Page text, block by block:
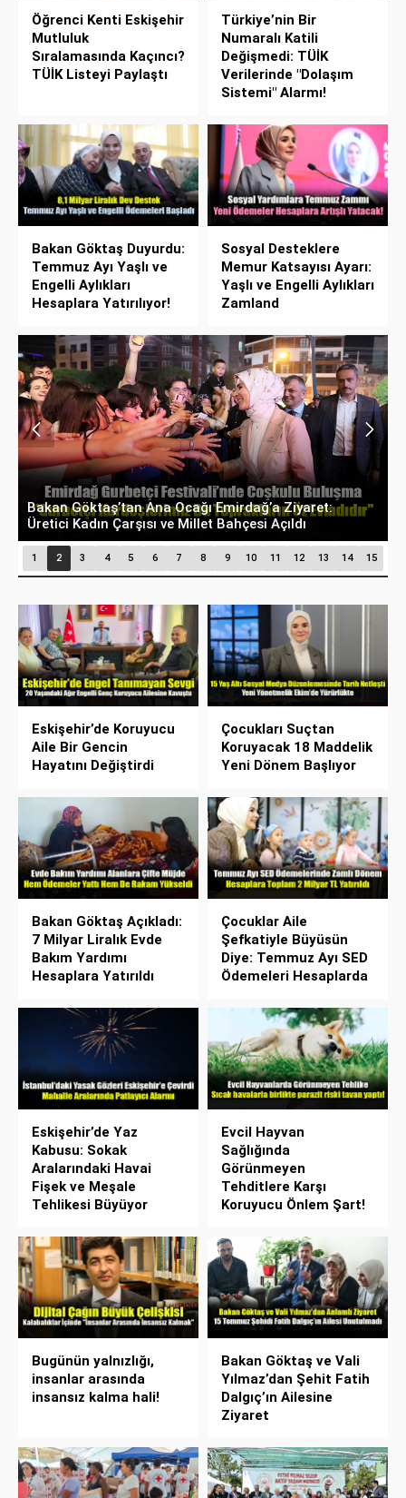
Öğrenci Kenti Eskişehir
Mutluluk
Sıralamasında Kaçıncı?
TÜİK Listeyi Paylaştı
Türkiye’nin Bir
Numaralı Katili
Değişmedi: TÜİK
Verilerinde "Dolaşım
Sistemi" Alarmı!
Bakan Göktaş Duyurdu:
Temmuz Ayı Yaşlı ve
Engelli Aylıkları
Hesaplara Yatırılıyor!
Sosyal Desteklere
Memur Katsayısı Ayarı:
Yaşlı ve Engelli Aylıkları
Zamland
Bakan Göktaş’tan Ana Ocağı Emirdağ’a Ziyaret:
Üretici Kadın Çarşısı ve Millet Bahçesi Açıldı
1 2 3 4 5 6 7 8 9 10 11 12 13 14 15
Eskişehir’de Koruyucu
Aile Bir Gencin
Hayatını Değiştirdi
Çocukları Suçtan
Koruyacak 18 Maddelik
Yeni Dönem Başlıyor
Bakan Göktaş Açıkladı:
7 Milyar Liralık Evde
Bakım Yardımı
Hesaplara Yatırıldı
Çocuklar Aile
Şefkatiyle Büyüsün
Diye: Temmuz Ayı SED
Ödemeleri Hesaplarda
Eskişehir’de Yaz
Kabusu: Sokak
Aralarındaki Havai
Fişek ve Meşale
Tehlikesi Büyüyor
Evcil Hayvan
Sağlığında
Görünmeyen
Tehditlere Karşı
Koruyucu Önlem Şart!
Bugünün yalnızlığı,
insanlar arasında
insansız kalma hali!
Bakan Göktaş ve Vali
Yılmaz’dan Şehit Fatih
Dalgıç’ın Ailesine
Ziyaret